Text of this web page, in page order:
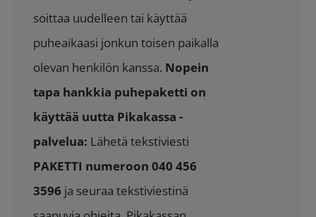
soittaa uudelleen tai käyttää
puheaikaasi jonkun toisen paikalla
olevan henkilön kanssa. Nopein
tapa hankkia puhepaketti on
käyttää uutta Pikakassa -
palvelua: Lähetä tekstiviesti
PAKETTI numeroon 040 456
3596 ja seuraa tekstiviestinä